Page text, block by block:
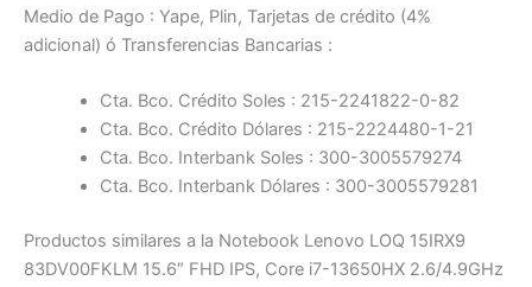
Medio de Pago : Yape, Plin, Tarjetas de crédito (4%
adicional) ó Transferencias Bancarias :
Cta. Bco. Crédito Soles : 215-2241822-0-82
Cta. Bco. Crédito Dólares : 215-2224480-1-21
Cta. Bco. Interbank Soles : 300-3005579274
Cta. Bco. Interbank Dólares : 300-3005579281
Productos similares a la Notebook Lenovo LOQ 15IRX9
83DV00FKLM 15.6″ FHD IPS, Core i7-13650HX 2.6/4.9GHz